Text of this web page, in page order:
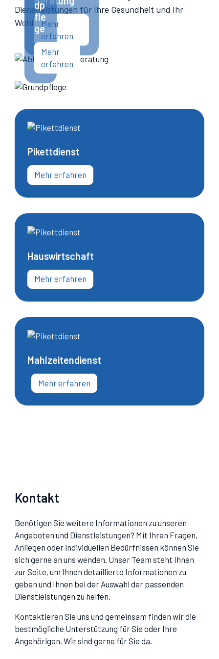
Dienstleistungen für Ihre Gesundheit und Ihr
Wohlbefinden.
Mehr
erfahren
dp
fle
ge
Mehr
erfahren
Pikettdienst
Mehr erfahren
Hauswirtschaft
Mehr erfahren
Mahlzeiten­dienst
Mehr erfahren
Kontakt
Benötigen Sie weitere Informationen zu unseren
Angeboten und Dienstleistungen? Mit Ihren Fragen,
Anliegen oder individuellen Bedürfnissen können Sie
sich gerne an uns wenden. Unser Team steht Ihnen
zur Seite, um Ihnen detaillierte Informationen zu
geben und Ihnen bei der Auswahl der passenden
Dienstleistungen zu helfen.
Kontaktieren Sie uns und gemeinsam finden wir die
bestmögliche Unterstützung für Sie oder Ihre
Angehörigen. Wir sind gerne für Sie da.